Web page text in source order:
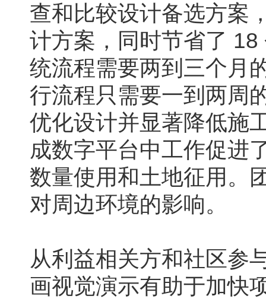
查和比较设计备选方案
计方案，同时节省了
统流程需要两到三个月
行流程只需要一到两周
优化设计并显著降低施
成数字平台中工作促进
数量使用和土地征用。
对周边环境的影响。
从利益相关方和社区参
画视觉演示有助于加快